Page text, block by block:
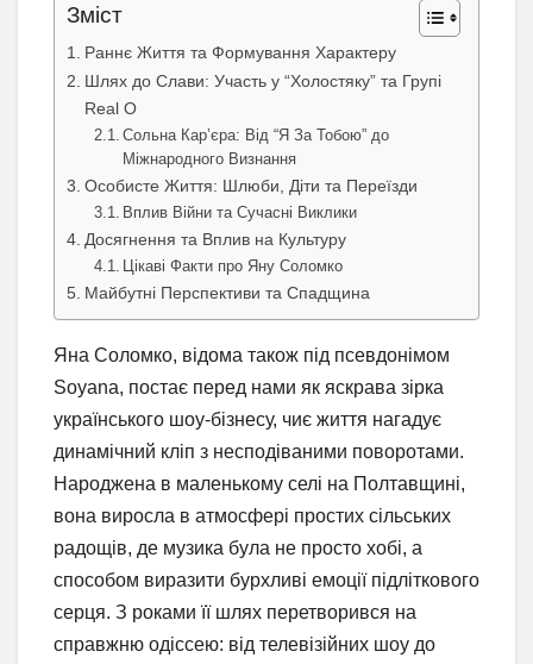
Зміст
Раннє Життя та Формування Характеру
Шлях до Слави: Участь у “Холостяку” та Групі
Real O
Сольна Кар’єра: Від “Я За Тобою” до
Міжнародного Визнання
Особисте Життя: Шлюби, Діти та Переїзди
Вплив Війни та Сучасні Виклики
Досягнення та Вплив на Культуру
Цікаві Факти про Яну Соломко
Майбутні Перспективи та Спадщина
Яна Соломко, відома також під псевдонімом
Soyana, постає перед нами як яскрава зірка
українського шоу-бізнесу, чиє життя нагадує
динамічний кліп з несподіваними поворотами.
Народжена в маленькому селі на Полтавщині,
вона виросла в атмосфері простих сільських
радощів, де музика була не просто хобі, а
способом виразити бурхливі емоції підліткового
серця. З роками її шлях перетворився на
справжню одіссею: від телевізійних шоу до